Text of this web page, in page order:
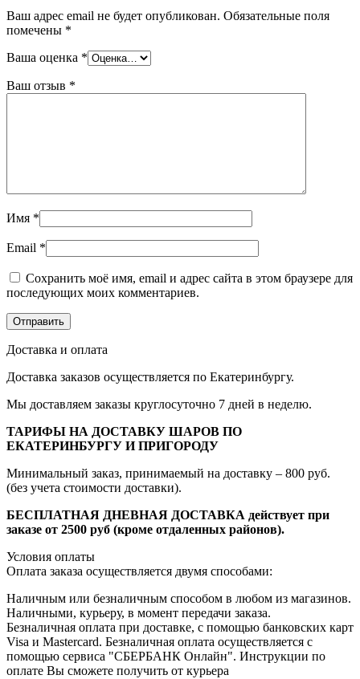
Ваш адрес email не будет опубликован. Обязательные поля
помечены *
Ваша оценка *
Ваш отзыв *
Имя *
Email *
Сохранить моё имя, email и адрес сайта в этом браузере для
последующих моих комментариев.
Доставка и оплата
Доставка заказов осуществляется по Екатеринбургу.
Мы доставляем заказы круглосуточно 7 дней в неделю.
ТАРИФЫ НА ДОСТАВКУ ШАРОВ ПО
ЕКАТЕРИНБУРГУ И ПРИГОРОДУ
Минимальный заказ, принимаемый на доставку – 800 руб.
(без учета стоимости доставки).
БЕСПЛАТНАЯ ДНЕВНАЯ ДОСТАВКА действует при
заказе от 2500 руб (кроме отдаленных районов).
Условия оплаты
Оплата заказа осуществляется двумя способами:
Наличным или безналичным способом в любом из магазинов.
Наличными, курьеру, в момент передачи заказа.
Безналичная оплата при доставке, с помощью банковских карт
Visa и Mastercard. Безналичная оплата осуществляется с
помощью сервиса "СБЕРБАНК Онлайн". Инструкции по
оплате Вы сможете получить от курьера